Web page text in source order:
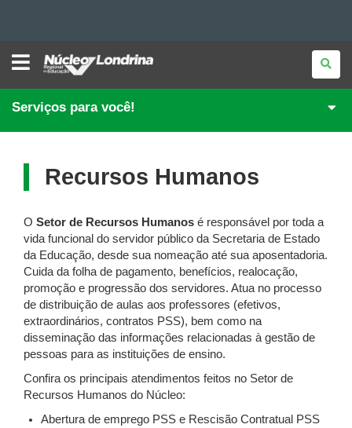
Ir
o
para
navegação
Ir
NÚCLEO
REGIONAL
EDUCAÇÃO
DE
LONDRINA
Serviços para você!
Recursos Humanos
O Setor de Recursos Humanos é responsável por toda a
vida funcional do servidor público da Secretaria de Estado
da Educação, desde sua nomeação até sua aposentadoria.
Cuida da folha de pagamento, benefícios, realocação,
promoção e progressão dos servidores. Atua no processo
de distribuição de aulas aos professores (efetivos,
extraordinários, contratos PSS), bem como na
disseminação das informações relacionadas à gestão de
pessoas para as instituições de ensino.
Confira os principais atendimentos feitos no Setor de
Recursos Humanos do Núcleo:
Abertura de emprego PSS e Rescisão Contratual PSS